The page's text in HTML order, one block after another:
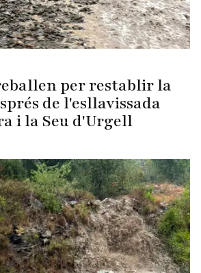
per restablir la
de l'esllavissada
i la Seu d'Urgell